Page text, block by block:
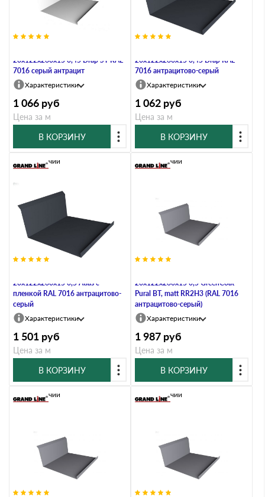
20х122х260х15 0,45 Drap ST RAL
7016 серый антрацит
Характеристики
1 066 руб
Цена за м
В КОРЗИНУ
20х122х260х15 0,45 Drap RAL
7016 антрацитово-серый
Характеристики
1 062 руб
Цена за м
В КОРЗИНУ
20х122х260х15 0,5 Atlas с
пленкой RAL 7016 антрацитово-
серый
В наличии
Характеристики
1 501 руб
Цена за м
В КОРЗИНУ
20х122х260х15 0,5 GreenCoat
Pural BT, matt RR2Н3 (RAL 7016
антрацитово-серый)
В наличии
Характеристики
1 987 руб
Цена за м
В КОРЗИНУ
В наличии В наличии